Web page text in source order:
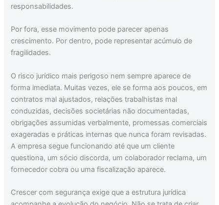
responsabilidades.
Por fora, esse movimento pode parecer apenas
crescimento. Por dentro, pode representar acúmulo de
fragilidades.
O risco jurídico mais perigoso nem sempre aparece de
forma imediata. Muitas vezes, ele se forma aos poucos, em
contratos mal ajustados, relações trabalhistas mal
conduzidas, decisões societárias não documentadas,
obrigações assumidas verbalmente, promessas comerciais
exageradas e práticas internas que nunca foram revisadas.
A empresa segue funcionando até que um cliente
questiona, um sócio discorda, um colaborador reclama, um
fornecedor cobra ou uma fiscalização aparece.
Crescer com segurança exige que a estrutura jurídica